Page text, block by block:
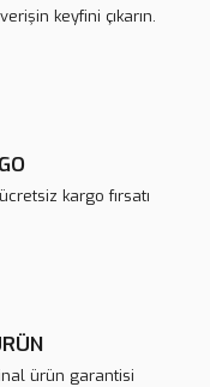
keyfini çıkarın.
kargo fırsatı
ürün garantisi